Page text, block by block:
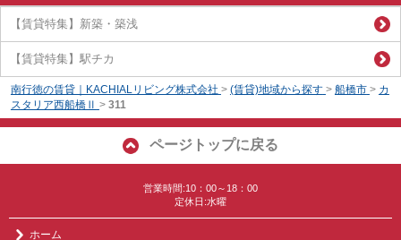
【賃貸特集】新築・築浅
【賃貸特集】駅チカ
南行徳の賃貸｜KACHIALリビング株式会社 > (賃貸)地域から探す > 船橋市 > カ
スタリア西船橋Ⅱ > 311
ページトップに戻る
営業時間:10：00～18：00
定休日:水曜
ホーム